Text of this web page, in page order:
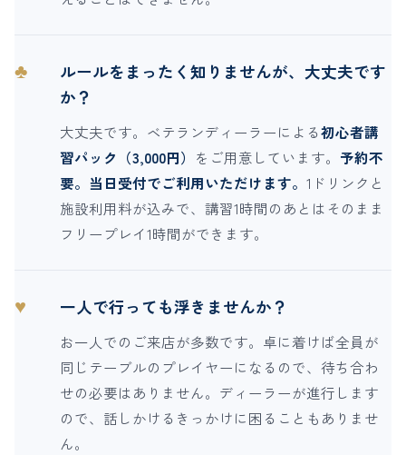
♣
ルールをまったく知りませんが、大丈夫です
か？
大丈夫です。ベテランディーラーによる初心者講
習パック（3,000円） をご用意しています。 予約不
要。当日受付でご利用いただけます。 1ドリンクと
施設利用料が込みで、講習1時間のあとはそのまま
フリープレイ1時間ができます。
♥ 一人で行っても浮きませんか？
お一人でのご来店が多数です。卓に着けば全員が
同じテーブルのプレイヤーになるので、待ち合わ
せの必要はありません。ディーラーが進行します
ので、話しかけるきっかけに困ることもありませ
ん。